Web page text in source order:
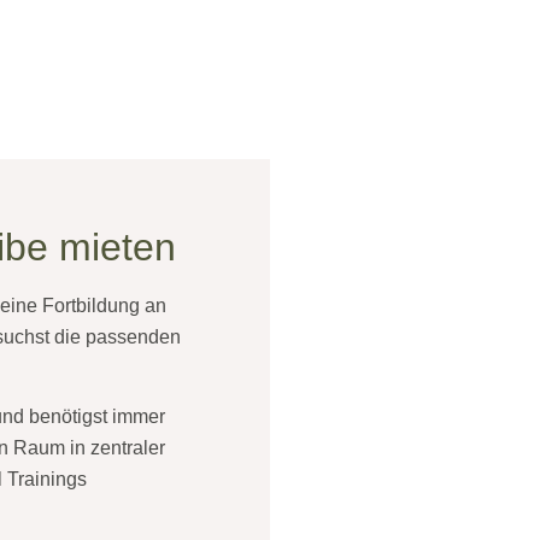
mieten
Fortbildung an
die passenden
benötigst immer
Raum in zentraler
Trainings